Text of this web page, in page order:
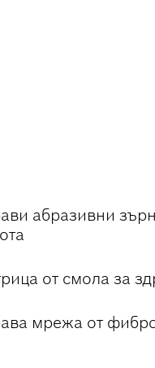
абразивни
от смола за
мрежа от